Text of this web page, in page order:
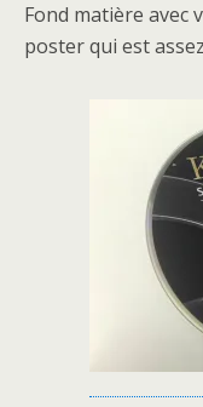
Fond matière avec
poster qui est